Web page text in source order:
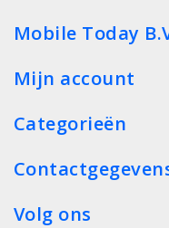
Mobile Today
Mijn account
Categorieën
Volg ons